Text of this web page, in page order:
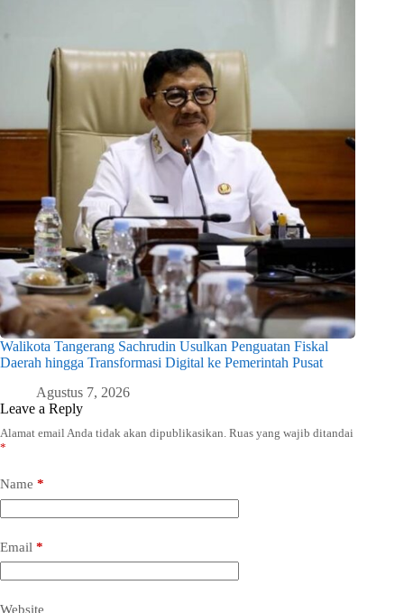
Walikota Tangerang Sachrudin Usulkan Penguatan Fiskal
Daerah hingga Transformasi Digital ke Pemerintah Pusat
Agustus 7, 2026
Leave a Reply
Alamat email Anda tidak akan dipublikasikan. Ruas yang wajib ditandai
*
Name *
Email *
Website